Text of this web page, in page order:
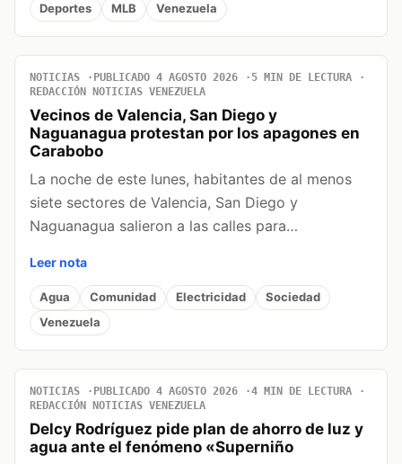
Deportes MLB Venezuela
NOTICIAS PUBLICADO 4 AGOSTO 2026
5 MIN DE LECTURA
REDACCIÓN NOTICIAS VENEZUELA
Vecinos de Valencia, San Diego y
Naguanagua protestan por los apagones en
Carabobo
La noche de este lunes, habitantes de al menos
siete sectores de Valencia, San Diego y
Naguanagua salieron a las calles para…
Leer nota
Agua Comunidad Electricidad
Sociedad
Venezuela
NOTICIAS PUBLICADO 4 AGOSTO 2026
4 MIN DE LECTURA
REDACCIÓN NOTICIAS VENEZUELA
Delcy Rodríguez pide plan de ahorro de luz y
agua ante el fenómeno «Superniño